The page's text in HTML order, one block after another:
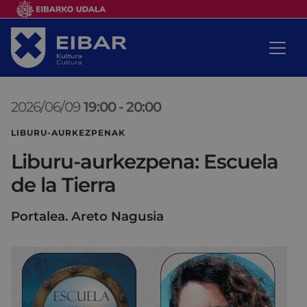
2026/06/09 19:00 -20:00
LIBURU-AURKEZPENAK
Liburu-aurkezpena: Escuela
de la Tierra
Portalea. Areto Nagusia